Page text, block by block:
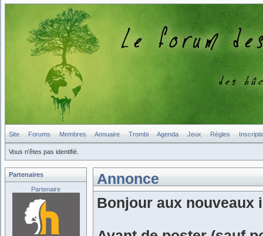
Site Forums Membres Annuaire Trombi Agenda Jeux Règles
Vous n'êtes pas identifié.
Annonce
Bonjour aux nouveaux
Partenaires
Partenaire